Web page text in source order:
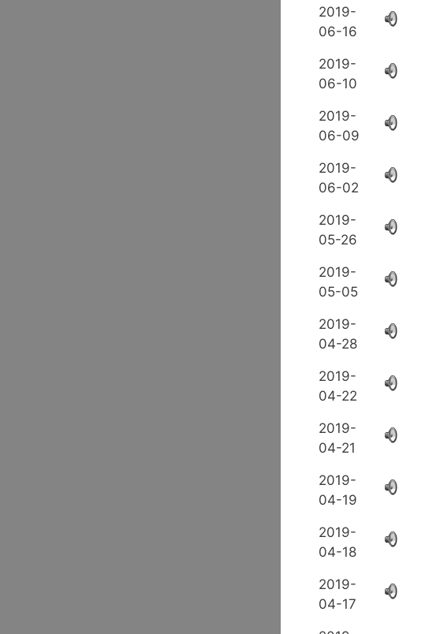
2019-
06-16
2019-
06-10
2019-
06-09
2019-
06-02
2019-
05-26
2019-
05-05
2019-
04-28
2019-
04-22
2019-
04-21
2019-
04-19
2019-
04-18
2019-
04-17